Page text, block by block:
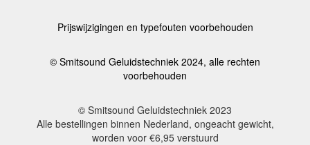
Prijswijzigingen en typefouten voorbehouden
© Smitsound Geluidstechniek 2024, alle rechten
voorbehouden
© Smitsound Geluidstechniek 2023
Alle bestellingen binnen Nederland, ongeacht gewicht,
worden voor €6,95 verstuurd